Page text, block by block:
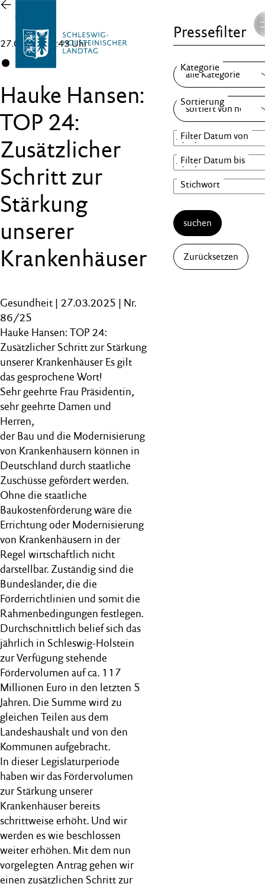
Zur
Übersicht
27.03.25 , 16:43 Uhr
Hauke Hansen:
TOP 24:
Zusätzlicher
Schritt zur
Stärkung
unserer
Krankenhäuser
Gesundheit | 27.03.2025 | Nr.
86/25
Hauke Hansen: TOP 24:
Zusätzlicher Schritt zur Stärkung
unserer Krankenhäuser Es gilt
das gesprochene Wort!
Sehr geehrte Frau Präsidentin,
sehr geehrte Damen und
Herren,
der Bau und die Modernisierung
von Krankenhäusern können in
Deutschland durch staatliche
Zuschüsse gefördert werden.
Ohne die staatliche
Baukostenförderung wäre die
Errichtung oder Modernisierung
von Krankenhäusern in der
Regel wirtschaftlich nicht
darstellbar. Zuständig sind die
Bundesländer, die die
Förderrichtlinien und somit die
Rahmenbedingungen festlegen.
Durchschnittlich belief sich das
jährlich in Schleswig-Holstein
zur Verfügung stehende
Fördervolumen auf ca. 117
Millionen Euro in den letzten 5
Jahren. Die Summe wird zu
gleichen Teilen aus dem
Landeshaushalt und von den
Kommunen aufgebracht.
In dieser Legislaturperiode
haben wir das Fördervolumen
zur Stärkung unserer
Krankenhäuser bereits
schrittweise erhöht. Und wir
werden es wie beschlossen
weiter erhöhen. Mit dem nun
vorgelegten Antrag gehen wir
einen zusätzlichen Schritt zur
Pressefilter
suchen
Zurücksetzen